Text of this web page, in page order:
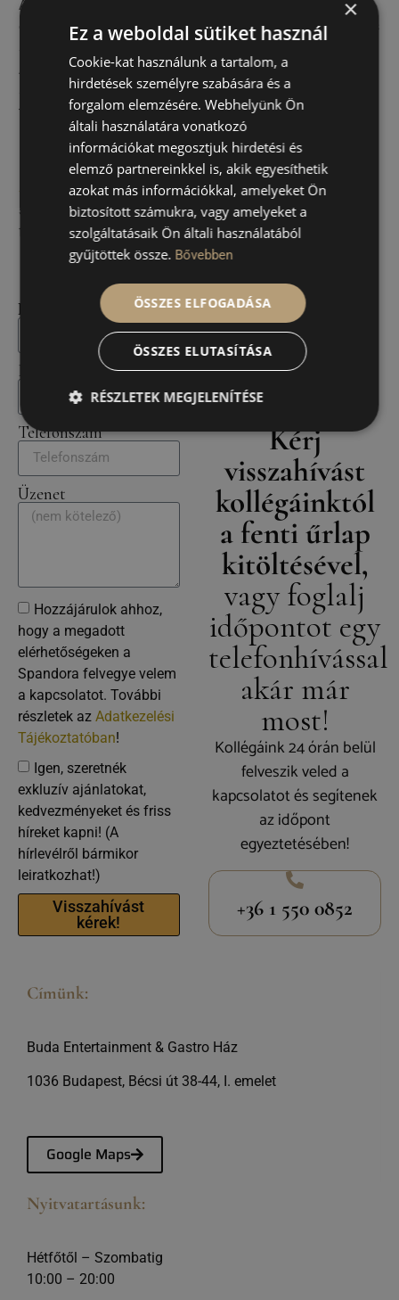
Az esztétikai kezelések és a minőségi kozmetikumok
együttese biztosítja, hogy a szemkörnyék bőre frissebb és
A cél természetesen az üde megjelenés megőrzése,
amelyhez a modern bőrápolási technológiák és hatékony
támogatást nyújtanak a mindennapi bőrápolás
kiegészítéseként.
Spandora Esztétikai Központunktermékei és
szolgáltatásai segítenek a fiatalos, üde megjelenés
fenntartásában.
Név
Email
Telefonszám
Üzenet
Hozzájárulok ahhoz,
hogy a megadott
elérhetőségeken a
Spandora felvegye velem
a kapcsolatot. További
részletek az Adatkezelési
Tájékoztatóban!
Igen, szeretnék
exkluzív ajánlatokat,
kedvezményeket és friss
híreket kapni! (A
hírlevélről bármikor
leiratkozhat!)
Visszahívást
kérek!
Kérj
visszahívást
kollégáinktól
a fenti űrlap
kitöltésével,
vagy foglalj
időpontot egy
telefonhívással
akár már
most!
Kollégáink 24 órán belül
felveszik veled a
kapcsolatot és segítenek
az időpont
egyeztetésében!
+36 1 550 0852
Címünk:
Buda Entertainment & Gastro Ház
1036 Budapest, Bécsi út 38-44, I. emelet
Google Maps
Nyitvatartásunk:
Hétfőtől – Szombatig
10:00 – 20:00
×
Ez a weboldal sütiket használ
Cookie-kat használunk a tartalom, a
hirdetések személyre szabására és a
forgalom elemzésére. Webhelyünk Ön
általi használatára vonatkozó
információkat megosztjuk hirdetési és
elemző partnereinkkel is, akik egyesíthetik
azokat más információkkal, amelyeket Ön
biztosított számukra, vagy amelyeket a
szolgáltatásaik Ön általi használatából
gyűjtöttek össze. Bővebben
ÖSSZES ELFOGADÁSA
ÖSSZES ELUTASÍTÁSA
RÉSZLETEK MEGJELENÍTÉSE